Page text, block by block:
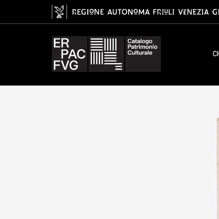
Bartolozzi Francesco, XVIII